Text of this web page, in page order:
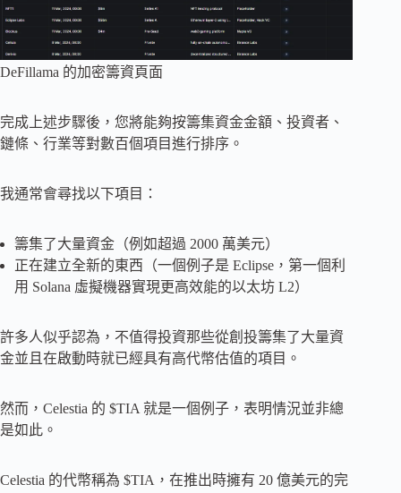
DeFillama 的加密籌資頁面
完成上述步驟後，您將能夠按籌集資金金額、投資者、
鏈條、行業等對數百個項目進行排序。
我通常會尋找以下項目：
籌集了大量資金（例如超過 2000 萬美元）
正在建立全新的東西（一個例子是 Eclipse，第一個利
用 Solana 虛擬機器實現更高效能的以太坊 L2）
許多人似乎認為，不值得投資那些從創投籌集了大量資
金並且在啟動時就已經具有高代幣估值的項目。
然而，Celestia 的 $TIA 就是一個例子，表明情況並非總
是如此。
Celestia 的代幣稱為 $TIA，在推出時擁有 20 億美元的完